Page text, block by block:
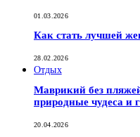
01.03.2026
Как стать лучшей
28.02.2026
Отдых
Маврикий без
природные чудеса и
20.04.2026